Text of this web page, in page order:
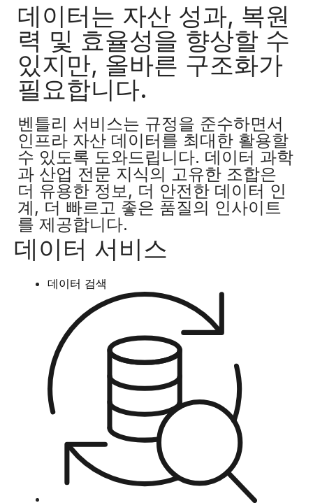
데이터는 자산 성과, 복원
력 및 효율성을 향상할 수
있지만, 올바른 구조화가
필요합니다.
벤틀리 서비스는 규정을 준수하면서
인프라 자산 데이터를 최대한 활용할
수 있도록 도와드립니다. 데이터 과학
과 산업 전문 지식의 고유한 조합은
더 유용한 정보, 더 안전한 데이터 인
계, 더 빠르고 좋은 품질의 인사이트
를 제공합니다.
데이터 서비스
데이터 검색